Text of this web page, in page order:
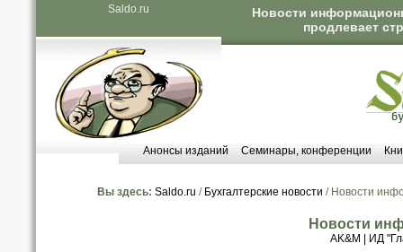
Saldo.ru
Новости
продлевает
Анонсы изданий Семинары, конференции
Вы здесь: Saldo.ru / Бухгалтерские новости / Новости
Новости
AK&M ИД